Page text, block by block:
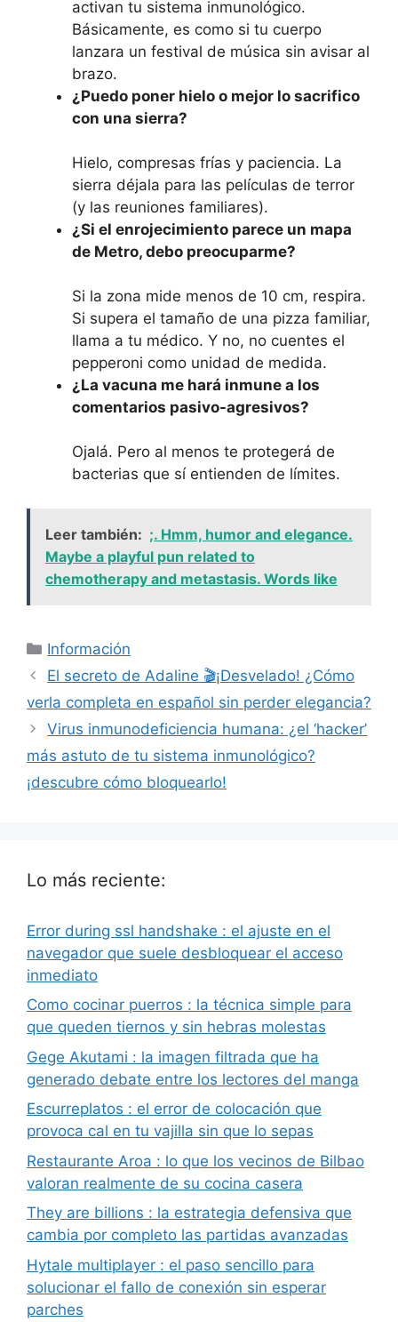
activan tu sistema inmunológico.
Básicamente, es como si tu cuerpo
lanzara un festival de música sin avisar al
brazo.
¿Puedo poner hielo o mejor lo sacrifico
con una sierra?
Hielo, compresas frías y paciencia. La
sierra déjala para las películas de terror
(y las reuniones familiares).
¿Si el enrojecimiento parece un mapa
de Metro, debo preocuparme?
Si la zona mide menos de 10 cm, respira.
Si supera el tamaño de una pizza familiar,
llama a tu médico. Y no, no cuentes el
pepperoni como unidad de medida.
¿La vacuna me hará inmune a los
comentarios pasivo-agresivos?
Ojalá. Pero al menos te protegerá de
bacterias que sí entienden de límites.
Leer también: ;. Hmm, humor and elegance.
Maybe a playful pun related to
chemotherapy and metastasis. Words like
Categorías
Información
El secreto de Adaline 🎬¡Desvelado! ¿Cómo
verla completa en español sin perder elegancia?
Virus inmunodeficiencia humana: ¿el ‘hacker’
más astuto de tu sistema inmunológico?
¡descubre cómo bloquearlo!
Lo más reciente:
Error during ssl handshake : el ajuste en el
navegador que suele desbloquear el acceso
inmediato
Como cocinar puerros : la técnica simple para
que queden tiernos y sin hebras molestas
Gege Akutami : la imagen filtrada que ha
generado debate entre los lectores del manga
Escurreplatos : el error de colocación que
provoca cal en tu vajilla sin que lo sepas
Restaurante Aroa : lo que los vecinos de Bilbao
valoran realmente de su cocina casera
They are billions : la estrategia defensiva que
cambia por completo las partidas avanzadas
Hytale multiplayer : el paso sencillo para
solucionar el fallo de conexión sin esperar
parches